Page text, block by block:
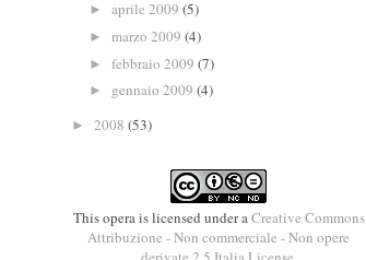
► aprile 2009 (5)
► marzo 2009 (4)
► febbraio 2009 (7)
► gennaio 2009 (4)
► 2008 (53)
This opera is licensed under aCreative Commons
Attribuzione - Non commerciale - Non opere